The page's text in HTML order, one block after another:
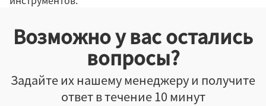
Возможно у вас остались
вопросы?
Задайте их нашему менеджеру и получите
ответ в течение 10 минут